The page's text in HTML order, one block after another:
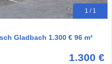
1 / 1
Gladbach 1.300 € 96 m²
1.300 €